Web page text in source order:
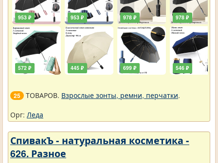
953 ₽
572 ₽
953 ₽
445 ₽
978 ₽
699 ₽
978 ₽
546 ₽
25 ТОВАРОВ. Взрослые зонты, ремни, перчатки.
Орг: Леда
СпивакЪ - натуральная косметика -
626. Разное